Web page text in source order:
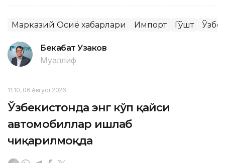
Марказий Осиё хабарлари Импорт Гўшт
Бекабат Узаков
Муаллиф
11:10, 06 Август 2026
Ўзбекистонда энг кўп қайси
автомобиллар ишлаб
чиқарилмоқда